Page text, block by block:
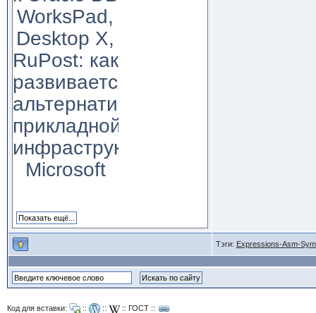
WorksPad,
Desktop X,
RuPost: как
развивается
альтернатива
прикладной
инфраструктуре
Microsoft
Тэги: Expressions-Asm-
Код для вставки: :: :: :: ГОСТ::